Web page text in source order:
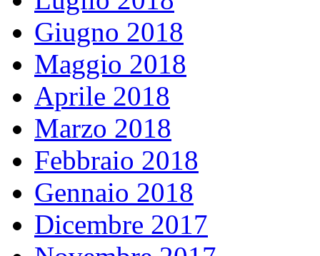
Giugno 2018
Maggio 2018
Aprile 2018
Marzo 2018
Febbraio 2018
Gennaio 2018
Dicembre 2017